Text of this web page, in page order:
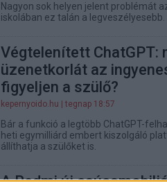
Nagyon sok helyen jelent problémát
iskolában ez talán a legveszélyesebb.
Végtelenített ChatGPT:
üzenetkorlát az
figyeljen a szülő?
kepernyoido.hu | tegnap 18:57
Bár a funkció a legtöbb ChatGPT-
heti egymilliárd embert kiszolgáló
állíthatja a szülőket is.